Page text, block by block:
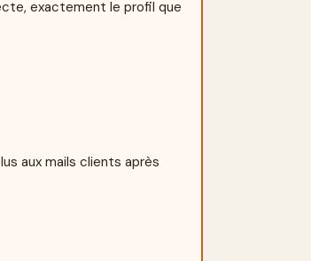
exactement le profil que
aux mails clients après